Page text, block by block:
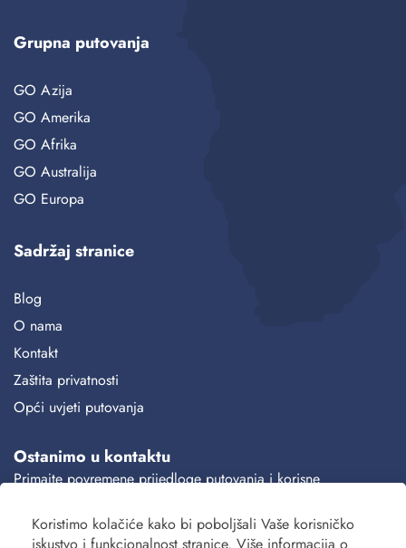
Grupna putovanja
GO Azija
GO Amerika
GO Afrika
GO Australija
GO Europa
Sadržaj stranice
Blog
O nama
Kontakt
Zaštita privatnosti
Opći uvjeti putovanja
Ostanimo u kontaktu
Primajte povremene prijedloge putovanja i korisne
Prijava
Koristimo kolačiće kako bi poboljšali Vaše korisničko